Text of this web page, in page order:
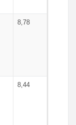
8,78
8,44